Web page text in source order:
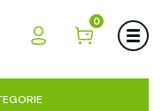
0